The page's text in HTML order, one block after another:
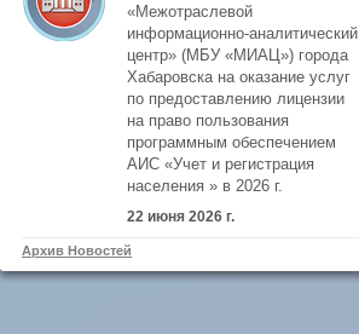
«Межотраслевой
информационно-аналитический
центр» (МБУ «МИАЦ») города
Хабаровска на оказание услуг
по предоставлению лицензии
на право пользования
программным обеспечением
АИС «Учет и регистрация
населения » в 2026 г.
22 июня 2026 г.
Архив Новостей